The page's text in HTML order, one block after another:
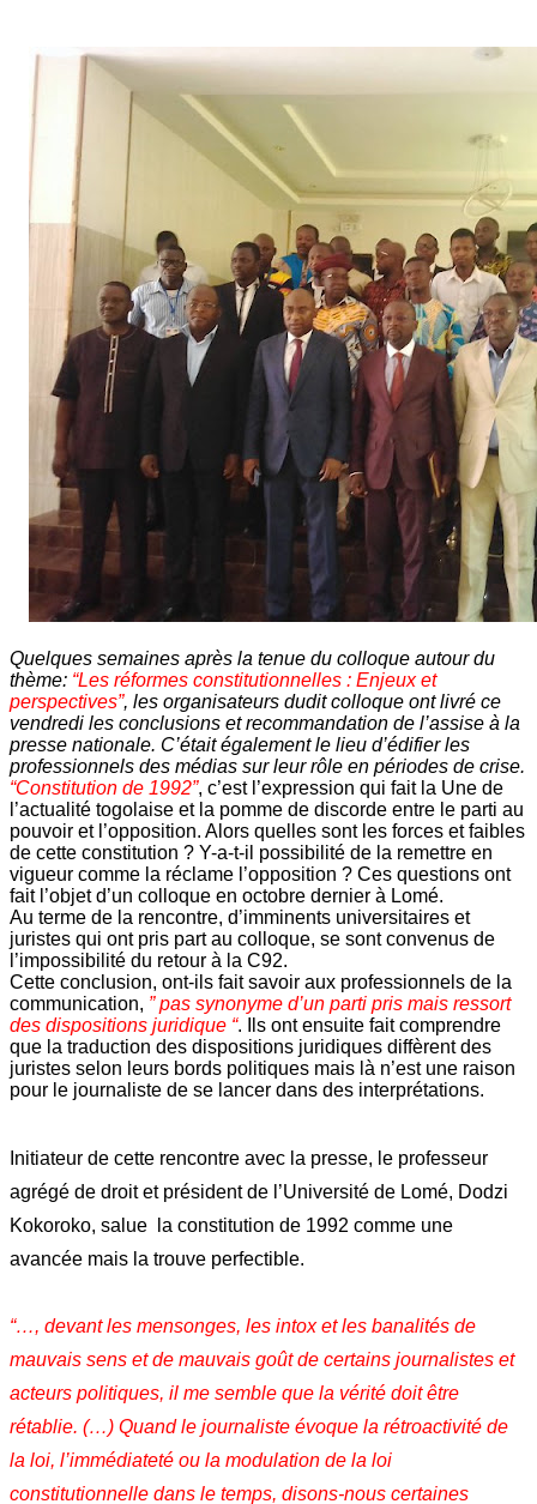
Quelques semaines après la tenue du colloque autour du
thème: “Les réformes constitutionnelles : Enjeux et
perspectives”, les organisateurs dudit colloque ont livré ce
vendredi les conclusions et recommandation de l’assise à la
presse nationale. C’était également le lieu d’édifier les
professionnels des médias sur leur rôle en périodes de crise.
“Constitution de 1992”, c’est l’expression qui fait la Une de
l’actualité togolaise et la pomme de discorde entre le parti au
pouvoir et l’opposition. Alors quelles sont les forces et faibles
de cette constitution ? Y-a-t-il possibilité de la remettre en
vigueur comme la réclame l’opposition ? Ces questions ont
fait l’objet d’un colloque en octobre dernier à Lomé.
Au terme de la rencontre, d’imminents universitaires et
juristes qui ont pris part au colloque, se sont convenus de
l’impossibilité du retour à la C92.
Cette conclusion, ont-ils fait savoir aux professionnels de la
communication, ” pas synonyme d’un parti pris mais ressort
des dispositions juridique “. Ils ont ensuite fait comprendre
que la traduction des dispositions juridiques diffèrent des
juristes selon leurs bords politiques mais là n’est une raison
pour le journaliste de se lancer dans des interprétations.
Initiateur de cette rencontre avec la presse, le professeur
agrégé de droit et président de l’Université de Lomé, Dodzi
Kokoroko, salue la constitution de 1992 comme une
avancée mais la trouve perfectible.
“…, devant les mensonges, les intox et les banalités de
mauvais sens et de mauvais goût de certains journalistes et
acteurs politiques, il me semble que la vérité doit être
rétablie. (…) Quand le journaliste évoque la rétroactivité de
la loi, l’immédiateté ou la modulation de la loi
constitutionnelle dans le temps, disons-nous certaines